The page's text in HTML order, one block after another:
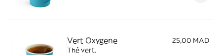
Vert Oxygene
25,00 MAD
Thé vert.